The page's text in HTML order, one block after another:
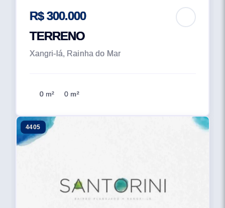
R$ 300.000
TERRENO
Xangri-lá, Rainha do Mar
0 m² 0 m²
4405